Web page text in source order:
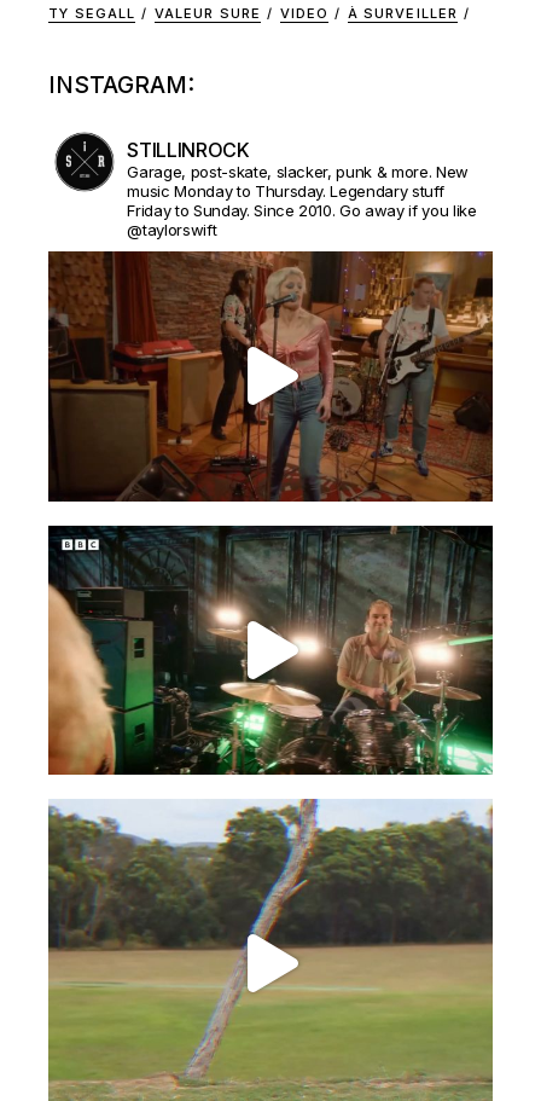
TY SEGALL
VALEUR SURE VIDEO À SURVEILLER
INSTAGRAM:
STILLINROCK
Garage, post-skate, slacker, punk & more. New
music Monday to Thursday. Legendary stuff
Friday to Sunday. Since 2010. Go away if you like
@taylorswift